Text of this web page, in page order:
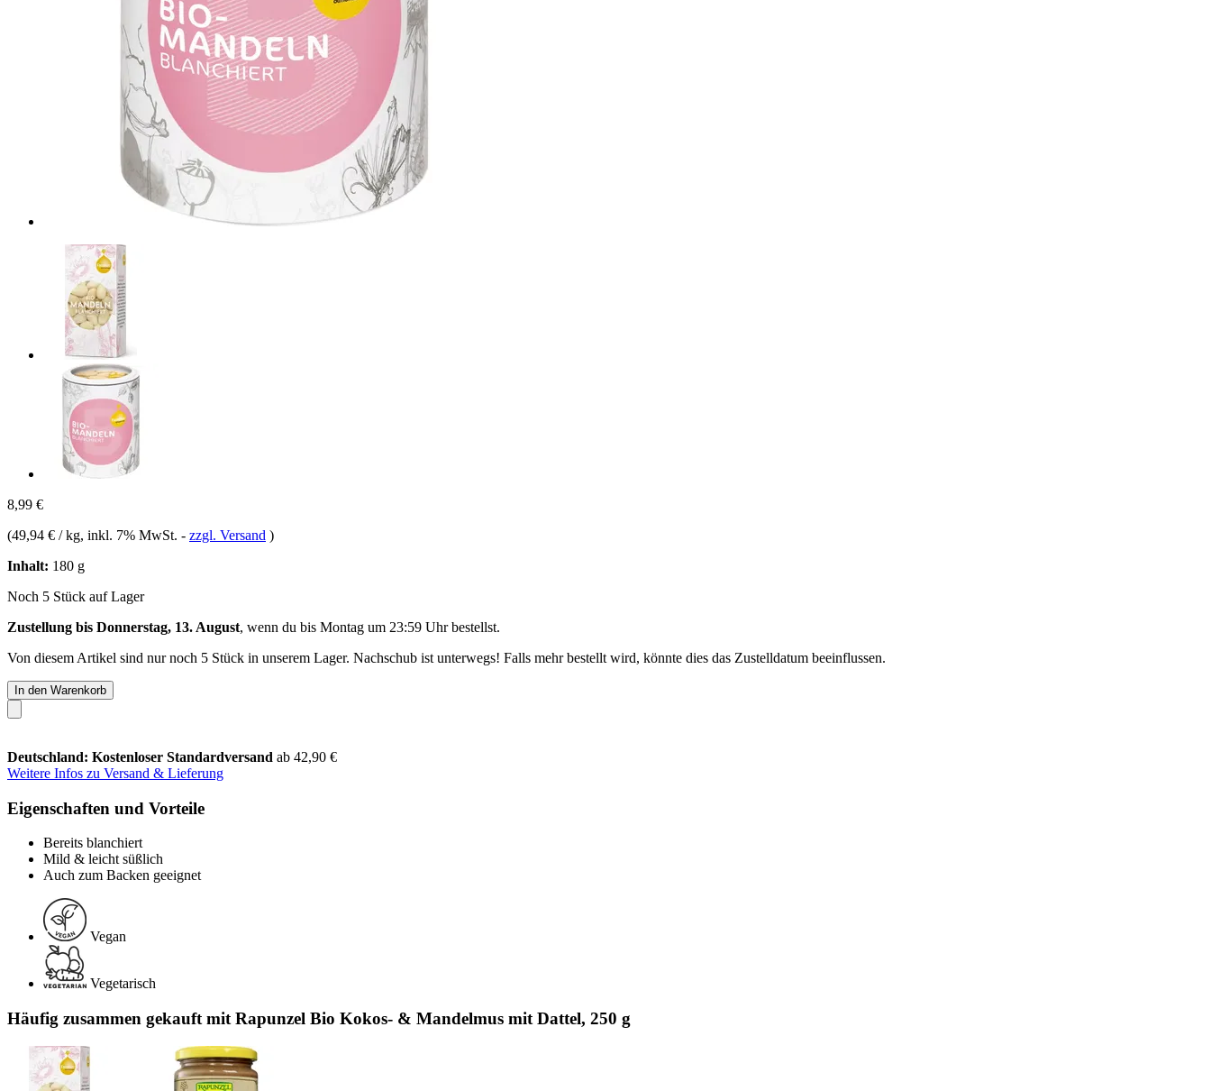
8,99 €
(49,94 € / kg, inkl. 7% MwSt. - zzgl. Versand )
Inhalt: 180 g
Noch 5 Stück auf Lager
Zustellung bis Donnerstag, 13. August, wenn du bis Montag um 23:59 Uhrbestellst.
Von diesem Artikel sind nur noch 5 Stück in unserem Lager. Nachschub ist unterwegs! Falls mehr bestellt wird, könnte dies das Zustelldatum beeinflussen.
In den Warenkorb
Deutschland: Kostenloser Standardversand ab 42,90 €
Weitere Infos zu Versand & Lieferung
Eigenschaften und Vorteile
Bereits blanchiert
Mild & leicht süßlich
Auch zum Backen geeignet
Vegan
Vegetarisch
Häufig zusammen gekauft mit Rapunzel Bio Kokos- & Mandelmus mit Dattel, 250 g